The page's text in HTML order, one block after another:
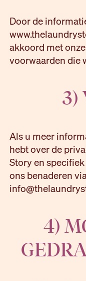
Door de
akkoord met
voorwaarden die
3)
Als u meer
hebt over de
Story en
ons benaderen
4)